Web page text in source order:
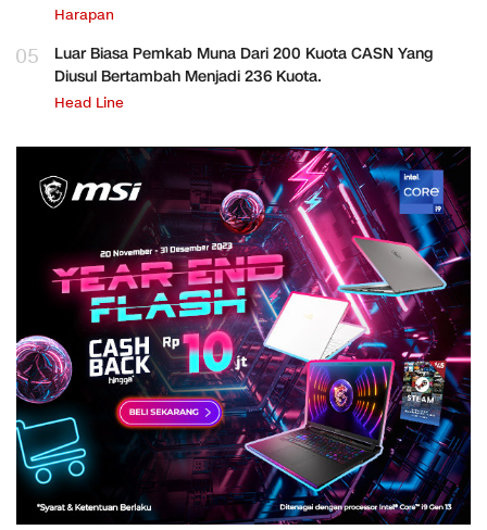
Harapan
05
Luar Biasa Pemkab Muna Dari 200 Kuota CASN Yang
Diusul Bertambah Menjadi 236 Kuota.
Head Line